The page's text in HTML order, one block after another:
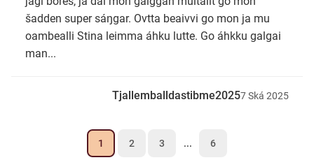
šadden super sáŋgar. Ovtta beaivvi go mon ja mu
oambealli Stina leimma áhku lutte. Go áhkku galgai
man...
Tjallemballdastibme20257Ská 2025
1 2 3 ... 6